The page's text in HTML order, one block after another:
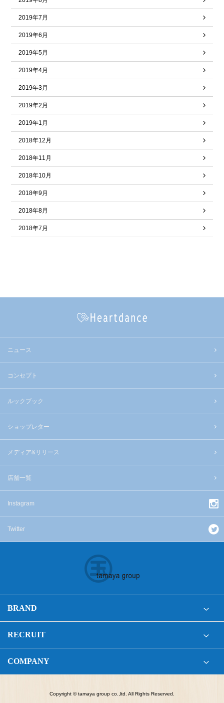
2019年7月
2019年6月
2019年5月
2019年4月
2019年3月
2019年2月
2019年1月
2018年12月
2018年11月
2018年10月
2018年9月
2018年8月
2018年7月
ニュース
コンセプト
ルックブック
ショップレター
メディア&リリース
店舗一覧
Instagram
Twitter
BRAND
RECRUIT
COMPANY
Copyright © tamaya group co.,ltd. All Rights Reserved.